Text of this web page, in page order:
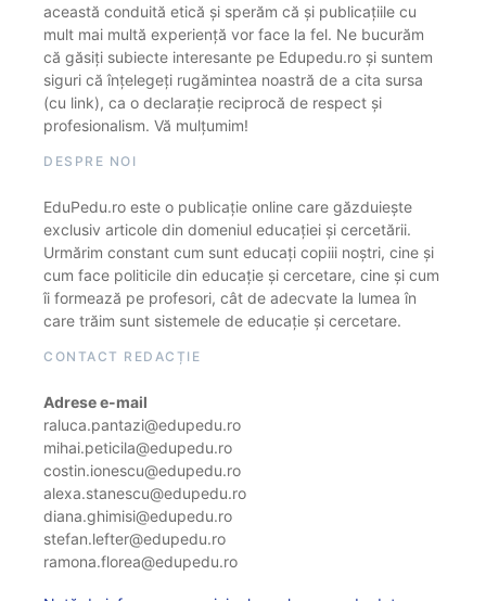
această conduită etică și sperăm că și publicațiile cu
mult mai multă experiență vor face la fel. Ne bucurăm
că găsiți subiecte interesante pe Edupedu.ro și suntem
siguri că înțelegeți rugămintea noastră de a cita sursa
(cu link), ca o declarație reciprocă de respect și
profesionalism. Vă mulțumim!
DESPRE NOI
EduPedu.ro este o publicație online care găzduiește
exclusiv articole din domeniul educației și cercetării.
Urmărim constant cum sunt educați copiii noștri, cine și
cum face politicile din educație și cercetare, cine și cum
îi formează pe profesori, cât de adecvate la lumea în
care trăim sunt sistemele de educație și cercetare.
CONTACT REDACȚIE
Adrese e-mail
raluca.pantazi@edupedu.ro
mihai.peticila@edupedu.ro
costin.ionescu@edupedu.ro
alexa.stanescu@edupedu.ro
diana.ghimisi@edupedu.ro
stefan.lefter@edupedu.ro
ramona.florea@edupedu.ro